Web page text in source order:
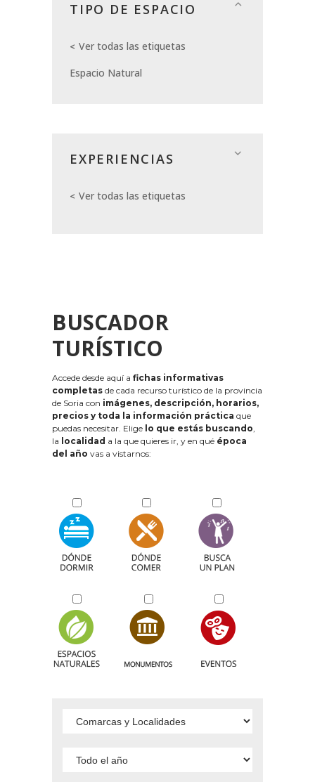
TIPO DE ESPACIO
Ver todas las etiquetas
Espacio Natural
EXPERIENCIAS
Ver todas las etiquetas
BUSCADOR
TURÍSTICO
Accede desde aquí a fichas informativas
completas de cada recurso turístico de la provincia
de Soria con imágenes, descripción, horarios,
precios y toda la información práctica que
puedas necesitar. Elige lo que estás buscando,
la localidad a la que quieres ir, y en qué época
del año vas a vistarnos: